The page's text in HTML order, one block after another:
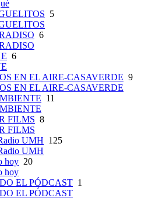
5
6
6
EN EL AIRE-CASAVERDE 9
EN EL AIRE-CASAVERDE
11
FILMS 8
FILMS
UMH 125
UMH
hoy 20
hoy
EL PÓDCAST 1
EL PÓDCAST